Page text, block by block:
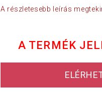
A részletesebb leírás
A TERMÉK